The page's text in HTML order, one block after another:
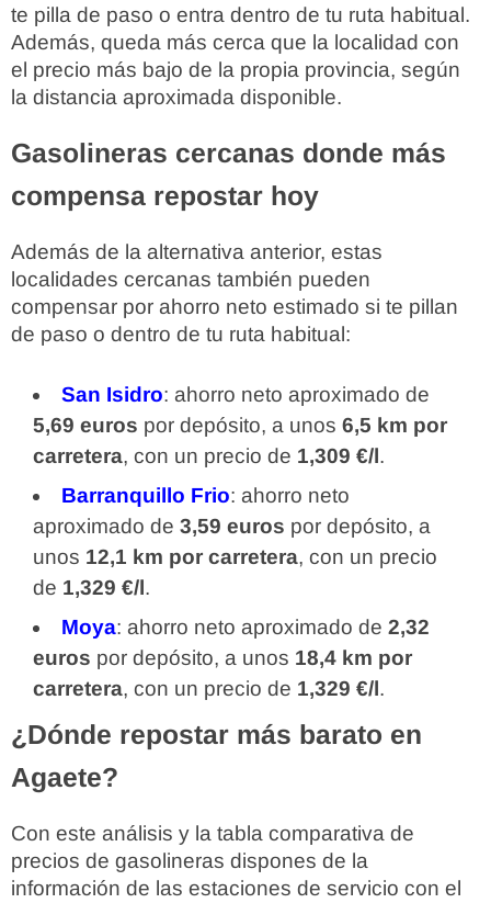
te pilla de paso o entra dentro de tu ruta habitual.
Además, queda más cerca que la localidad con
el precio más bajo de la propia provincia, según
la distancia aproximada disponible.
Gasolineras cercanas donde más
compensa repostar hoy
Además de la alternativa anterior, estas
localidades cercanas también pueden
compensar por ahorro neto estimado si te pillan
de paso o dentro de tu ruta habitual:
San Isidro: ahorro neto aproximado de
5,69 euros por depósito, a unos 6,5 km por
carretera, con un precio de 1,309 €/l.
Barranquillo Frio: ahorro neto
aproximado de 3,59 euros por depósito, a
unos 12,1 km por carretera, con un precio
de 1,329 €/l.
Moya: ahorro neto aproximado de 2,32
euros por depósito, a unos 18,4 km por
carretera, con un precio de 1,329 €/l.
¿Dónde repostar más barato en
Agaete?
Con este análisis y la tabla comparativa de
precios de gasolineras dispones de la
información de las estaciones de servicio con el